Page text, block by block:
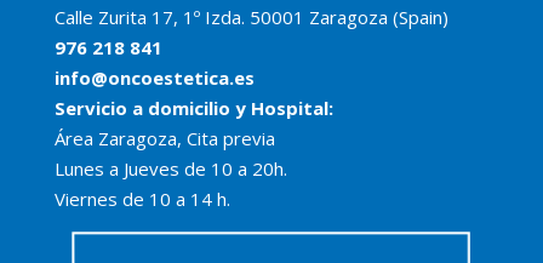
Calle Zurita 17, 1º Izda. 50001 Zaragoza (Spain)
976 218 841
info@oncoestetica.es
Servicio a domicilio y Hospital:
Área Zaragoza, Cita previa
Lunes a Jueves de 10 a 20h.
Viernes de 10 a 14 h.